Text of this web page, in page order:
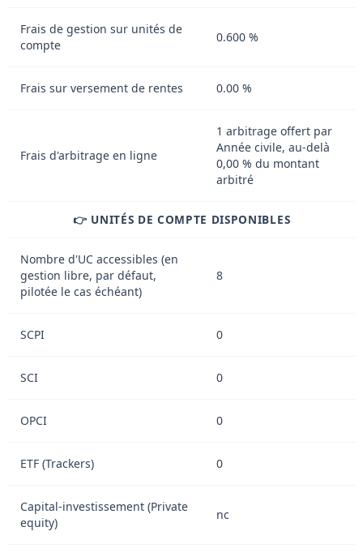
Frais de gestion sur unités de
compte
0.600 %
Frais sur versement de rentes 0.00 %
Frais d'arbitrage en ligne
1 arbitrage offert par
Année civile, au-delà
0,00 % du montant
arbitré
👉 UNITÉS DE COMPTE DISPONIBLES
Nombre d'UC accessibles (en
gestion libre, par défaut,
pilotée le cas échéant)
8
SCPI 0
SCI 0
OPCI 0
ETF (Trackers) 0
Capital-investissement (Private
equity)
nc